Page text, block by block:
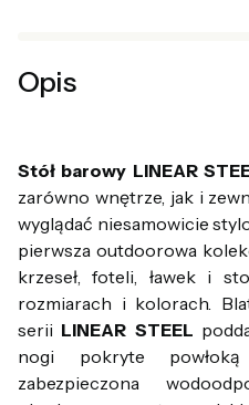
Opis
Stół barowy LINEAR
zarówno wnętrze, jak i
wyglądać niesamowicie
pierwsza outdoorowa
krzeseł, foteli, ławek i
rozmiarach i kolorach.
serii LINEAR STEEL
nogi pokryte
zabezpieczona